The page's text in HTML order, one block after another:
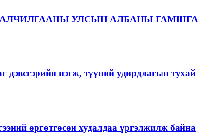
УЛСЫН АЛБАНЫ
дэвсгэрийн нэгж, түүний удирдлагын
өргөтгөсөн худалдаа үргэлжилж байна